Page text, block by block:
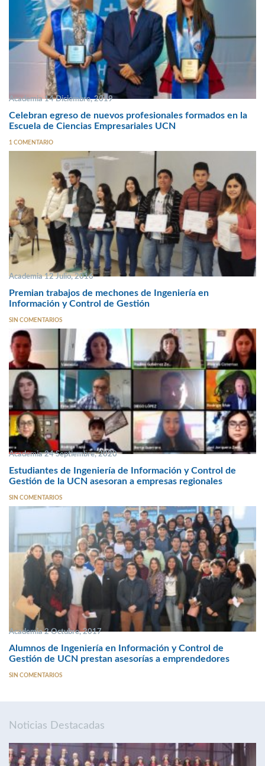
Academia 14 Diciembre, 2019
Celebran egreso de nuevos profesionales formados en la
Escuela de Ciencias Empresariales UCN
1 COMENTARIO
Academia 12 Julio, 2016
Premian trabajos de mechones de Ingeniería en
Información y Control de Gestión
SIN COMENTARIOS
Academia 24 Septiembre, 2020
Estudiantes de Ingeniería de Información y Control de
Gestión de la UCN asesoran a empresas regionales
SIN COMENTARIOS
Academia 2 Octubre, 2017
Alumnos de Ingeniería en Información y Control de
Gestión de UCN prestan asesorías a emprendedores
SIN COMENTARIOS
Noticias Destacadas